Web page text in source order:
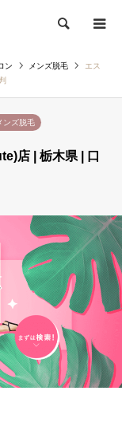
検索
ン メンズ脱毛
エス
ンズ脱毛
店 | 栃木県 | 口